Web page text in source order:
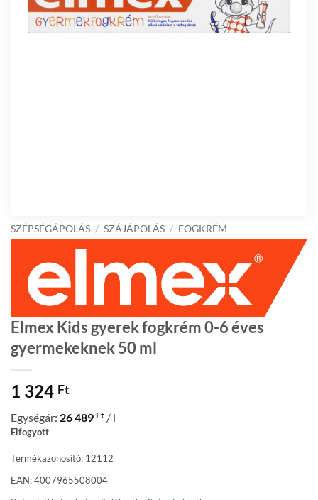
SZÉPSÉGÁPOLÁS / SZÁJÁPOLÁS / FOGKRÉM
Elmex Kids gyerek fogkrém 0-6 éves
gyermekeknek 50 ml
1 324 Ft
Egységár: 26 489 Ft / l
Elfogyott
Termékazonosító: 12112
EAN: 4007965508004